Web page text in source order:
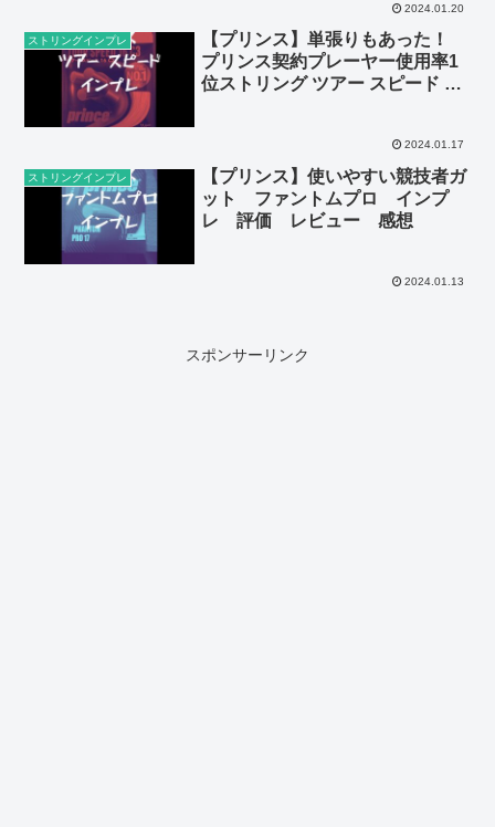
2024.01.20
ストリングインプレ
【プリンス】単張りもあった！
プリンス契約プレーヤー使用率1
位ストリング ツアー スピード イ
2024.01.17
ストリングインプレ
【プリンス】使いやすい競技者ガ
ット ファントムプロ インプ
レ 評価 レビュー 感想
2024.01.13
スポンサーリンク